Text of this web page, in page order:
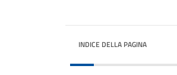
INDICE DELLA PAGINA